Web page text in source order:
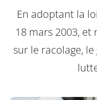
En adoptant la
18 mars 2003,
sur le racolage,